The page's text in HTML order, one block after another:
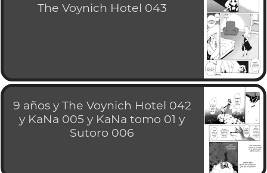
The Voynich Hotel 043
9 años y The Voynich Hotel 042
y KaNa 005 y KaNa tomo 01 y
Sutoro 006